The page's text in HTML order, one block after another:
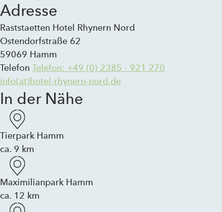
Adresse
Raststaetten Hotel Rhynern Nord
Ostendorfstraße 62
59069 Hamm
Telefon Telefon: +49 (0) 2385 - 921 270
info(at)hotel-rhynern-nord.de
In der Nähe
Tierpark Hamm
ca. 9 km
Maximilianpark Hamm
ca. 12 km